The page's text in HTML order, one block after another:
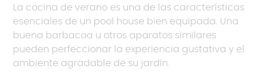
La cocina de verano es una de las características
esenciales de un pool house bien equipada. Una
buena barbacoa u otros aparatos similares
pueden perfeccionar la experiencia gustativa y el
ambiente agradable de su jardín.